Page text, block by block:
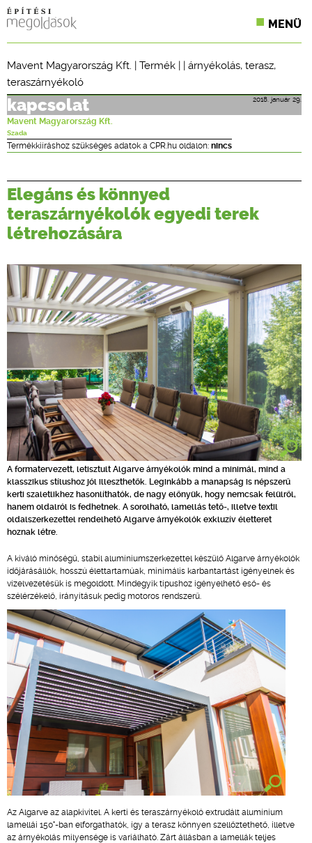
MENÜ
CPR TERMÉKKIÍRÁS
ÉPÍTÉSI JOG
ONLINE KÉPZÉSEK
TERVEZÉSI SEGÉDLETEK
Mavent Magyarország Kft. | Termék | | árnyékolás, terasz,
teraszárnyékoló
2018. január 29.
kapcsolat
Mavent Magyarország Kft.
Szada
Termékkiíráshoz szükséges adatok a CPR.hu oldalon: nincs
Elegáns és könnyed
teraszárnyékolók egyedi terek
létrehozására
A formatervezett, letisztult Algarve árnyékolók mind a minimál, mind a
klasszikus stílushoz jól illeszthetők. Leginkább a manapság is népszerű
kerti szaletlikhez hasonlíthatók, de nagy előnyük, hogy nemcsak felülről,
hanem oldalról is fedhetnek. A sorolható, lamellás tető-, illetve textil
oldalszerkezettel rendelhető Algarve árnyékolók exkluzív életteret
hoznak létre.
A kiváló minőségű, stabil alumíniumszerkezettel készülő Algarve árnyékolók
időjárásállók, hosszú élettartamúak, minimális karbantartást igényelnek és
vízelvezetésük is megoldott. Mindegyik típushoz igényelhető eső- és
szélérzékelő, irányításuk pedig motoros rendszerű.
Az Algarve az alapkivitel. A kerti és teraszárnyékoló extrudált alumínium
lamellái 150°-ban elforgathatók, így a terasz könnyen szellőztethető, illetve
az árnyékolás milyensége is variálható. Zárt állásban a lamellák teljes